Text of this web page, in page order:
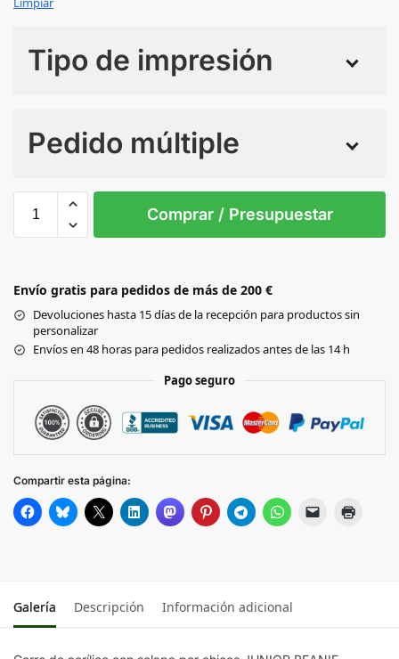
Tipo de impresión
Pedido múltiple
CLASSIC RED
BRIGHT ROYAL
Comprar / Presupuestar
Envío gratis para pedidos de más de 200 €
Devoluciones hasta 15 días de la recepción para productos sin
personalizar
Envíos en 48 horas para pedidos realizados antes de las 14 h
Pago seguro
Compartir esta página:
Galería Descripción Información adicional